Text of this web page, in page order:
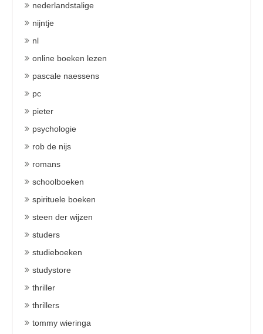
nederlandstalige
nijntje
nl
online boeken lezen
pascale naessens
pc
pieter
psychologie
rob de nijs
romans
schoolboeken
spirituele boeken
steen der wijzen
studers
studieboeken
studystore
thriller
thrillers
tommy wieringa